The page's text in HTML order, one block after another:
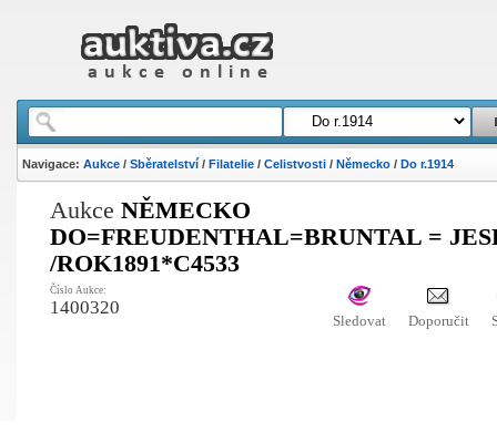
Navigace: Aukce/ Sběratelství/ Filatelie/ Celistvosti/ Německo/ Do r.1914
Aukce NĚMECKO
DO=FREUDENTHAL=BRUNTAL =
/ROK1891*C4533
Číslo Aukce:
1400320
Sledovat Doporučit